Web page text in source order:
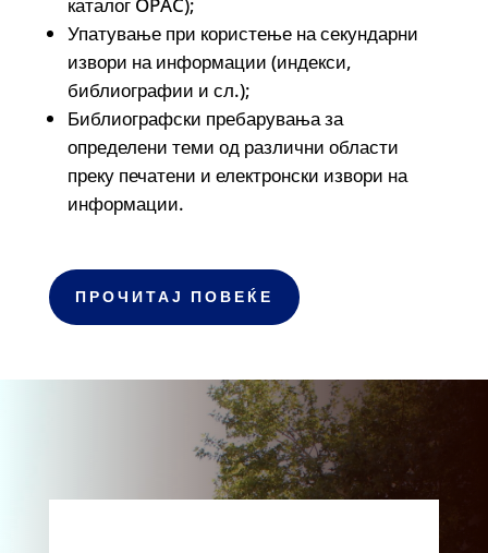
Упатување при користење на секундарни
извори на информации (индекси,
библиографии и сл.);
Библиографски пребарувања за
определени теми од различни области
преку печатени и електронски извори на
информации.
ПРОЧИТАЈ ПОВЕЌЕ